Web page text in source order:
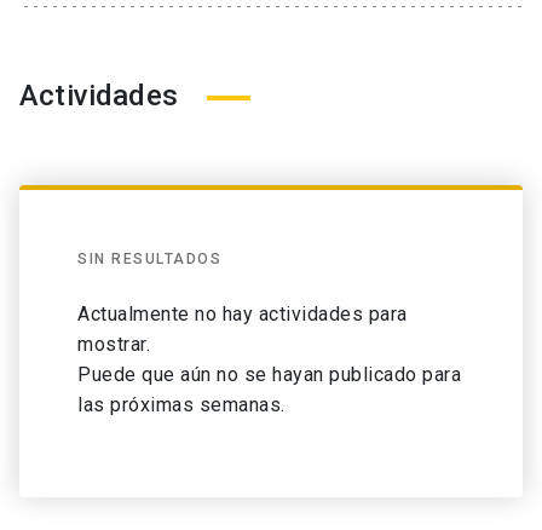
Actividades
SIN RESULTADOS
Actualmente no hay actividades para
mostrar.
Puede que aún no se hayan publicado para
las próximas semanas.